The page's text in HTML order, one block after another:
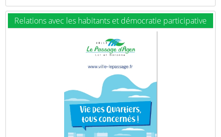
Relations avec les habitants et démocratie participative